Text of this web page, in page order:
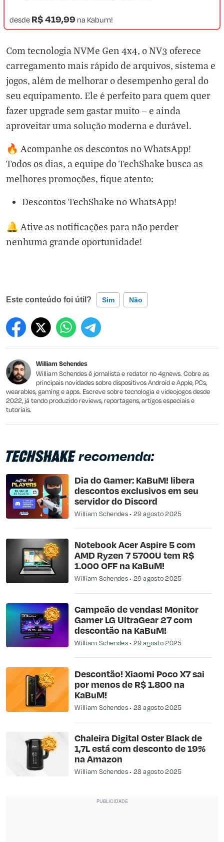
desde R$ 419,99 na Kabum!
Com tecnologia NVMe Gen 4x4, o NV3 oferece
carregamento mais rápido de arquivos, sistema e
jogos, além de melhorar o desempenho geral do
seu equipamento. Ele é perfeito para quem quer
fazer upgrade sem gastar muito — e ainda
aproveitar uma solução moderna e durável.
🔥 Acompanhe os descontos no WhatsApp!
Todos os dias, a equipe do TechShake busca as
melhores promoções, fique atento:
Descontos TechShake no WhatsApp!
🔔 Ative as notificações para não perder
nenhuma grande oportunidade!
Este conteúdo foi útil? Sim Não
Este conteúdo contém informação incorreta
Outro
William Schendes
William Schendes é jornalista e redator no 4gnews. Cobre as
principais novidades sobre dispositivos Android e Apple, PCs,
wearables, gaming e apps. Escreve sobre tecnologia e videojogos desde
2022, já tendo produzido reviews, reportagens, artigos especiais e
tutoriais.
recomenda:
Dia do Gamer: KaBuM! libera
descontos exclusivos em seu
servidor do Discord
William Schendes 29 agosto 2025
Notebook Acer Aspire 5 com
AMD Ryzen 7 5700U tem R$
1.000 OFF na KaBuM!
William Schendes 29 agosto 2025
Campeão de vendas! Monitor
Gamer LG UltraGear 27 com
descontão na KaBuM!
William Schendes 29 agosto 2025
Descontão! Xiaomi Poco X7 sai
por menos de R$ 1.800 na
KaBuM!
William Schendes 28 agosto 2025
Chaleira Digital Oster Black de
1,7L está com desconto de 19%
na Amazon
William Schendes 28 agosto 2025